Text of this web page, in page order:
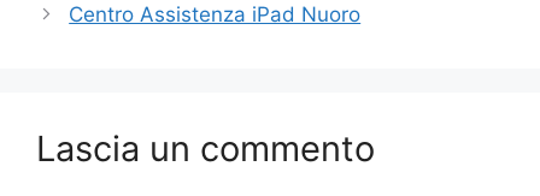
Centro Assistenza iPad Nuoro
Lascia un commento